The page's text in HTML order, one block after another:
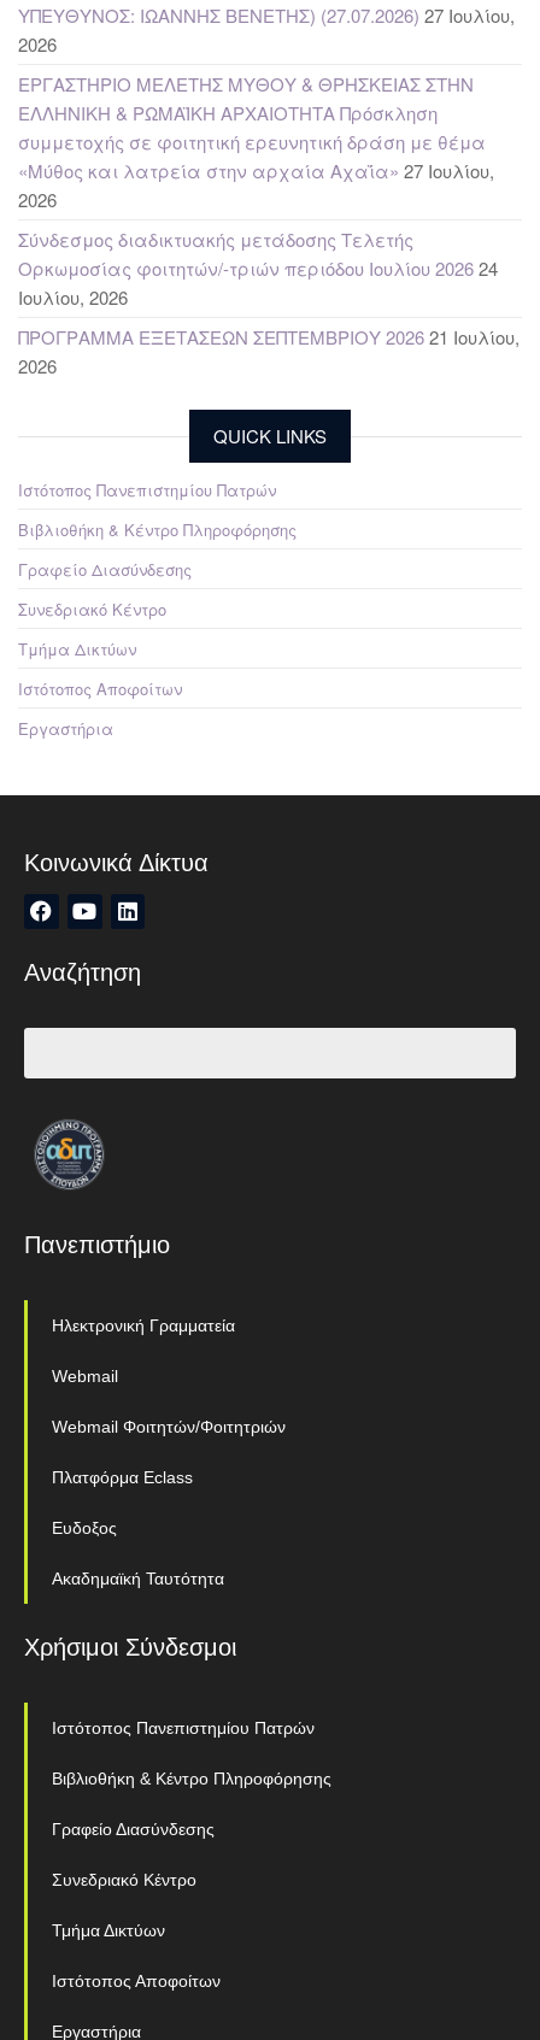
ΥΠΕΥΘΥΝΟΣ: ΙΩΑΝΝΗΣ ΒΕΝΕΤΗΣ) (27.07.2026) 27 Ιουλίου,
2026
ΕΡΓΑΣΤΗΡΙΟ ΜΕΛΕΤΗΣ ΜΥΘΟΥ & ΘΡΗΣΚΕΙΑΣ ΣΤΗΝ
ΕΛΛΗΝΙΚΗ & ΡΩΜΑΪΚΗ ΑΡΧΑΙΟΤΗΤΑ Πρόσκληση
συμμετοχής σε φοιτητική ερευνητική δράση με θέμα
«Μύθος και λατρεία στην αρχαία Αχαΐα» 27 Ιουλίου,
2026
Σύνδεσμος διαδικτυακής μετάδοσης Τελετής
Ορκωμοσίας φοιτητών/-τριών περιόδου Ιουλίου 202624
Ιουλίου, 2026
ΠΡΟΓΡΑΜΜΑ ΕΞΕΤΑΣΕΩΝ ΣΕΠΤΕΜΒΡΙΟΥ 202621 Ιουλίου,
2026
QUICK LINKS
Ιστότοπος Πανεπιστημίου Πατρών
Βιβλιοθήκη & Κέντρο Πληροφόρησης
Γραφείο Διασύνδεσης
Συνεδριακό Κέντρο
Τμήμα Δικτύων
Ιστότοπος Αποφοίτων
Εργαστήρια
Κοινωνικά Δίκτυα
Αναζήτηση
Πανεπιστήμιο
Ηλεκτρονική Γραμματεία
Webmail
Webmail Φοιτητών/Φοιτητριών
Πλατφόρμα Eclass
Ευδοξος
Ακαδημαϊκή Ταυτότητα
Χρήσιμοι Σύνδεσμοι
Ιστότοπος Πανεπιστημίου Πατρών
Βιβλιοθήκη & Κέντρο Πληροφόρησης
Γραφείο Διασύνδεσης
Συνεδριακό Κέντρο
Τμήμα Δικτύων
Ιστότοπος Αποφοίτων
Εργαστήρια